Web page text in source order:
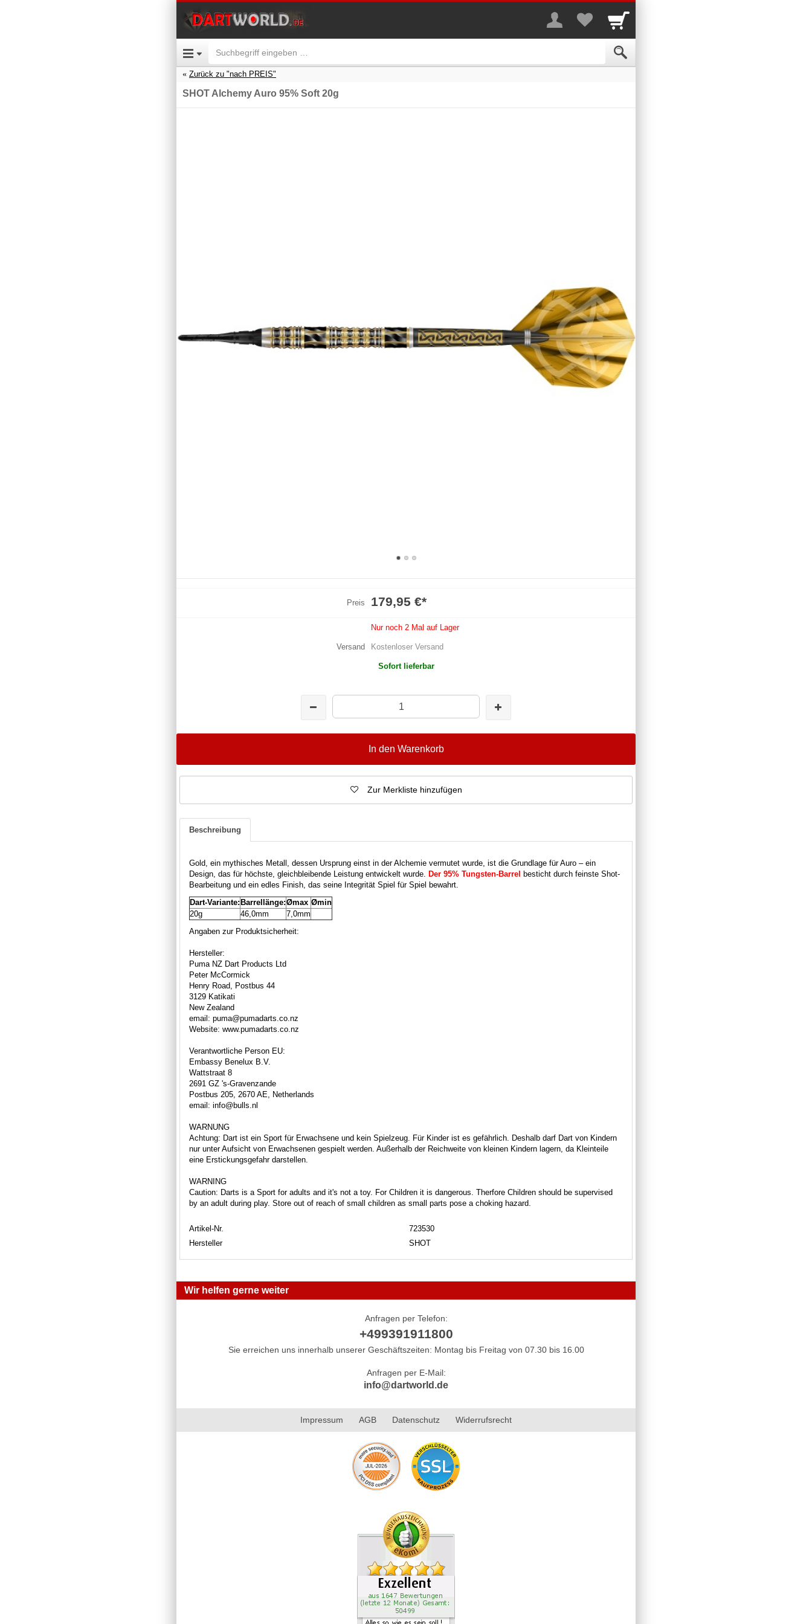
Zurück zu "nach PREIS"
SHOT Alchemy Auro 95% Soft 20g
Preis 179,95 €*
Nur noch 2 Mal auf Lager
Versand Kostenloser Versand
Sofort lieferbar
In den Warenkorb
Zur Merkliste hinzufügen
Beschreibung
Gold, ein mythisches Metall, dessen Ursprung einst in der Alchemie vermutet wurde, ist die Grundlage für Auro – ein
Design, das für höchste, gleichbleibende Leistung entwickelt wurde. Der 95% Tungsten-Barrel besticht durch feinste Shot-
Bearbeitung und ein edles Finish, das seine Integrität Spiel für Spiel bewahrt.
Dart-Variante:Barrellänge:Ømax Ømin
20g
46,0mm
7,0mm
Angaben zur Produktsicherheit:
Hersteller:
Puma NZ Dart Products Ltd
Peter McCormick
Henry Road, Postbus 44
3129 Katikati
New Zealand
email: puma@pumadarts.co.nz
Website: www.pumadarts.co.nz
Verantwortliche Person EU:
Embassy Benelux B.V.
Wattstraat 8
2691 GZ 's-Gravenzande
Postbus 205, 2670 AE, Netherlands
email: info@bulls.nl
WARNUNG
Achtung: Dart ist ein Sport für Erwachsene und kein Spielzeug. Für Kinder ist es gefährlich. Deshalb darf Dart von Kindern
nur unter Aufsicht von Erwachsenen gespielt werden. Außerhalb der Reichweite von kleinen Kindern lagern, da Kleinteile
eine Erstickungsgefahr darstellen.
WARNING
Caution: Darts is a Sport for adults and it's not a toy. For Children it is dangerous. Therfore Children should be supervised
by an adult during play. Store out of reach of small children as small parts pose a choking hazard.
Artikel-Nr.
723530
Hersteller
SHOT
Wir helfen gerne weiter
Anfragen per Telefon:
+499391911800
Sie erreichen uns innerhalb unserer Geschäftszeiten: Montag bis Freitag von 07.30 bis 16.00
Anfragen per E-Mail:
info@dartworld.de
Impressum AGB Datenschutz Widerrufsrecht